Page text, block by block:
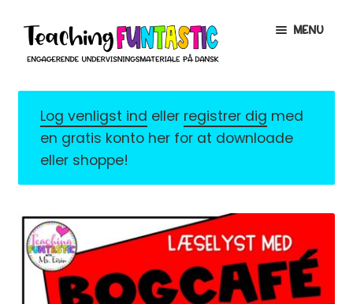
Spring
navigation
Spring
indhold
MENU
EXPAND
CHILD
MENU
MIN KONTO
GRATISMATERIALE
CHILD
MENU
LICENSER
EXPAND
CHILD
MENU
FONTE
Log venligst ind eller registrer dig med
en gratis konto her for at downloade
eller shoppe!